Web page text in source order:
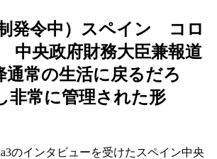
発令中）スペイン コロ
央政府財務大臣兼報道
通常の生活に戻るだろ
常に管理された形
のインタビューを受けたスペイン中央